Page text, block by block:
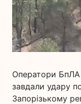
Оператори БпЛА
завдали удару
Запорізькому